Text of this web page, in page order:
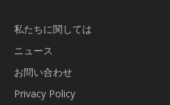
私たちに関しては
ニュース
お問い合わせ
Privacy Policy